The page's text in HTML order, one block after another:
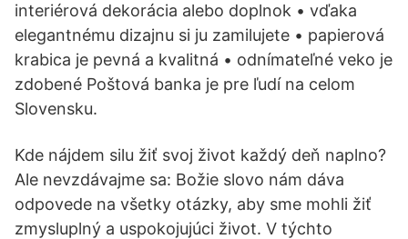
interiérová dekorácia alebo doplnok • vďaka
elegantnému dizajnu si ju zamilujete • papierová
krabica je pevná a kvalitná • odnímateľné veko je
zdobené Poštová banka je pre ľudí na celom
Slovensku.
Kde nájdem silu žiť svoj život každý deň naplno?
Ale nevzdávajme sa: Božie slovo nám dáva
odpovede na všetky otázky, aby sme mohli žiť
zmysluplný a uspokojujúci život. V týchto